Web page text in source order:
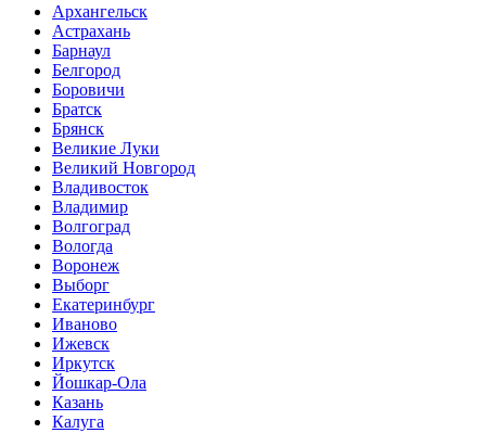
Архангельск
Астрахань
Барнаул
Белгород
Боровичи
Братск
Брянск
Великие Луки
Великий Новгород
Владивосток
Владимир
Волгоград
Вологда
Воронеж
Выборг
Екатеринбург
Иваново
Ижевск
Иркутск
Йошкар-Ола
Казань
Калуга